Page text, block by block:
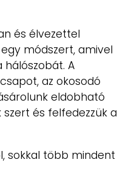
és élvezettel
módszert, amivel
A
az okosodó
eldobható
és felfedezzük a
sokkal több mindent